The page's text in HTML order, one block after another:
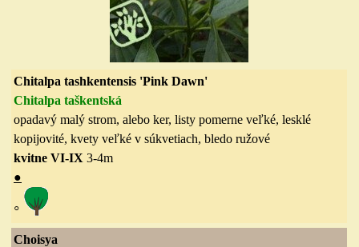
Chitalpa tashkentensis 'Pink Dawn'
Chitalpa taškentská
opadavý malý strom, alebo ker, listy pomerne veľké, lesklé
kopijovité, kvety veľké v súkvetiach, bledo ružové
kvitne VI-IX 3-4m
●
◦
Choisya